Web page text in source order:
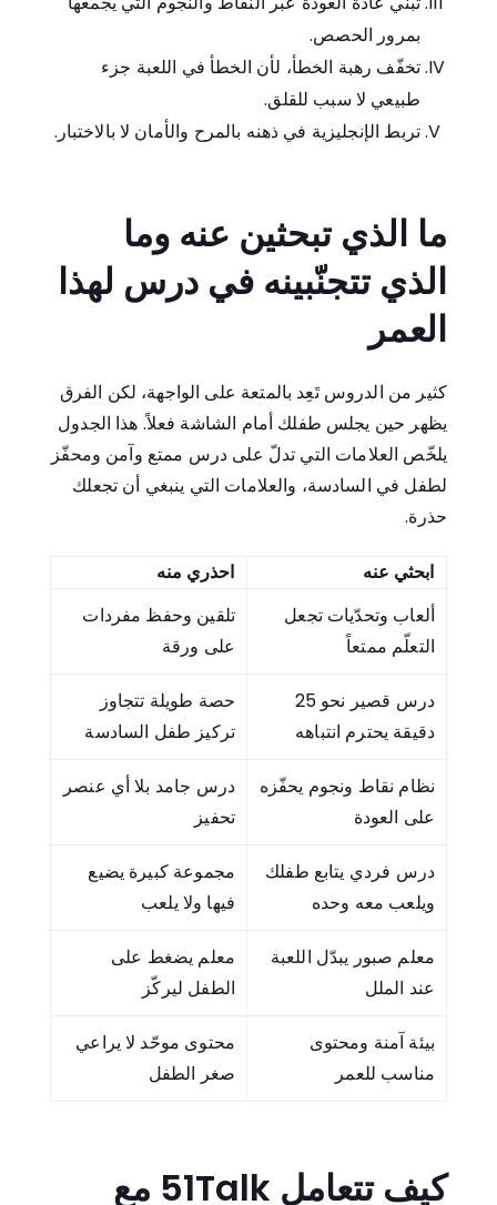
بمرور الحصص.
تخفّف رهبة الخطأ، لأن الخطأ في اللعبة جزء
طبيعي لا سبب للقلق.
تربط الإنجليزية في ذهنه بالمرح والأمان لا بالاختبار.
ما الذي تبحثين عنه وما
الذي تتجنّبينه في درس لهذا
العمر
كثير من الدروس تَعِد بالمتعة على الواجهة، لكن الفرق
يظهر حين يجلس طفلك أمام الشاشة فعلاً. هذا الجدول
يلخّص العلامات التي تدلّ على درس ممتع وآمن ومحفّز
لطفل في السادسة، والعلامات التي ينبغي أن تجعلك
حذرة.
ابحثي عنه
احذري منه
ألعاب وتحدّيات تجعل
التعلّم ممتعاً
تلقين وحفظ مفردات
على ورقة
درس قصير نحو 25
دقيقة يحترم انتباهه
حصة طويلة تتجاوز
تركيز طفل السادسة
نظام نقاط ونجوم يحفّزه
على العودة
درس جامد بلا أي عنصر
تحفيز
درس فردي يتابع طفلك
ويلعب معه وحده
مجموعة كبيرة يضيع
فيها ولا يلعب
معلم صبور يبدّل اللعبة
عند الملل
معلم يضغط على
الطفل ليركّز
بيئة آمنة ومحتوى
مناسب للعمر
محتوى موحّد لا يراعي
صغر الطفل
كيف تتعامل 51Talk مع